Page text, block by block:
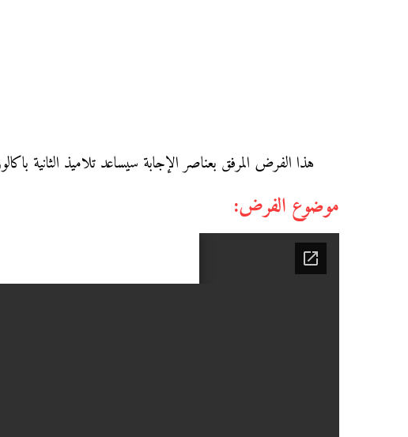
هذا الفرض المرفق بعناصر الإجابة سيساعد تلاميذ الثانية
موضوع الفرض: